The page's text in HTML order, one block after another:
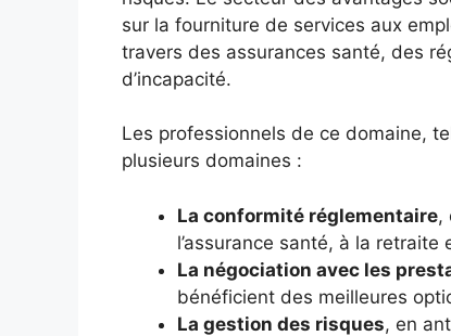
sur la fourniture de services aux
travers des assurances santé, des
d’incapacité.
Les professionnels de ce domaine,
plusieurs domaines :
La conformité réglementaire,
l’assurance santé, à la
La négociation avec les
bénéficient des meilleures
La gestion des risques, en